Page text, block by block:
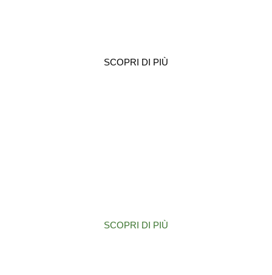
SCOPRI DI PIÙ
SCOPRI DI PIÙ